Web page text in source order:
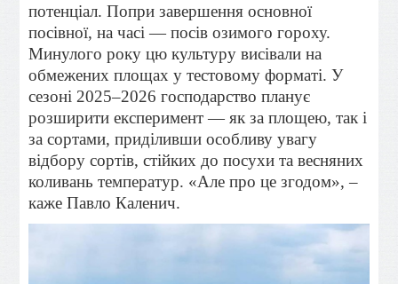
потенціал. Попри завершення основної
посівної, на часі — посів озимого гороху.
Минулого року цю культуру висівали на
обмежених площах у тестовому форматі. У
сезоні 2025–2026 господарство планує
розширити експеримент — як за площею, так і
за сортами, приділивши особливу увагу
відбору сортів, стійких до посухи та весняних
коливань температур. «Але про це згодом», –
каже Павло Каленич.